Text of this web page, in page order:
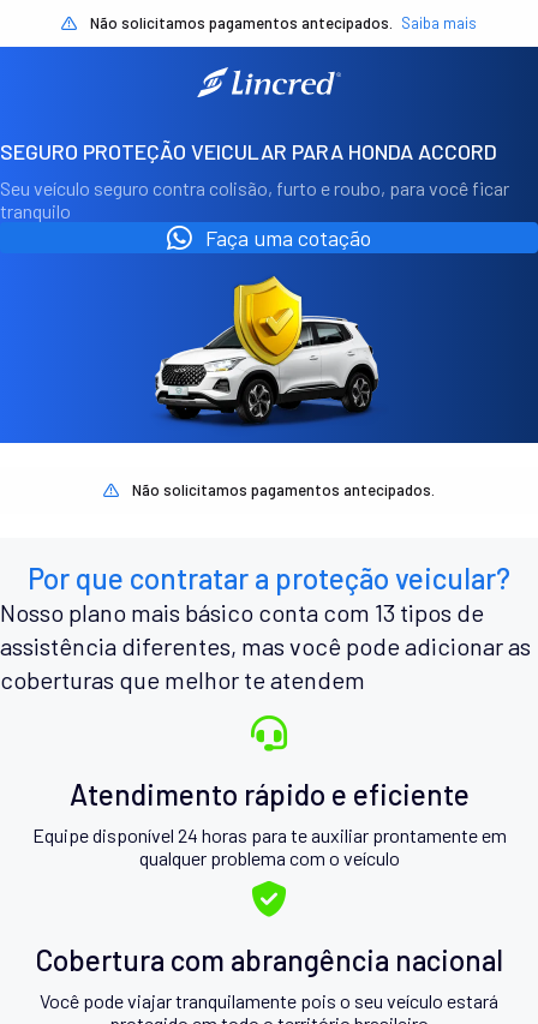
Não solicitamos pagamentos antecipados. Saiba mais
SEGURO PROTEÇÃO VEICULAR PARA HONDA ACCORD
Seu veículo seguro contra colisão, furto e roubo, para você ficar
tranquilo
Faça uma cotação
Não solicitamos pagamentos antecipados.
Por que contratar a proteção veicular?
Nosso plano mais básico conta com 13 tipos de
assistência diferentes, mas você pode adicionar as
coberturas que melhor te atendem
Atendimento rápido e eficiente
Equipe disponível 24 horas para te auxiliar prontamente em
qualquer problema com o veículo
Cobertura com abrangência nacional
Você pode viajar tranquilamente pois o seu veículo estará